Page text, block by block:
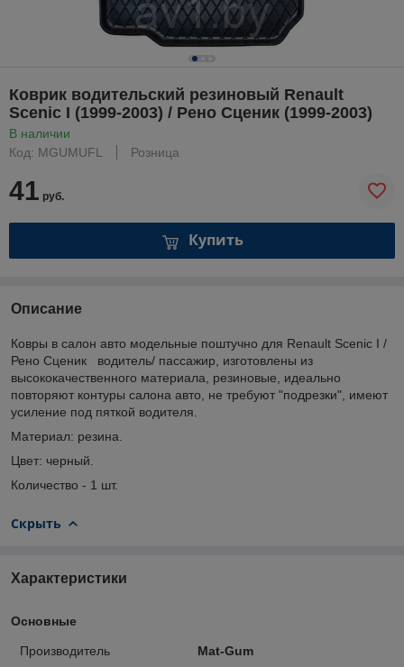
Коврик водительский резиновый Renault
Scenic I (1999-2003) / Рено Сценик (1999-2003)
В наличии
Код: MGUMUFL
Розница
41 руб.
Купить
Описание
Ковры в салон авто модельные поштучно для Renault Scenic I /
Рено Сценик водитель/ пассажир, изготовлены из
высококачественного материала, резиновые, идеально
повторяют контуры салона авто, не требуют "подрезки", имеют
усиление под пяткой водителя.
Материал: резина.
Цвет: черный.
Количество - 1 шт.
Скрыть
Характеристики
Основные
Производитель
Mat-Gum